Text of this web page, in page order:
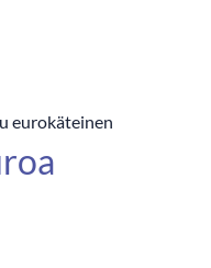
eurokäteinen